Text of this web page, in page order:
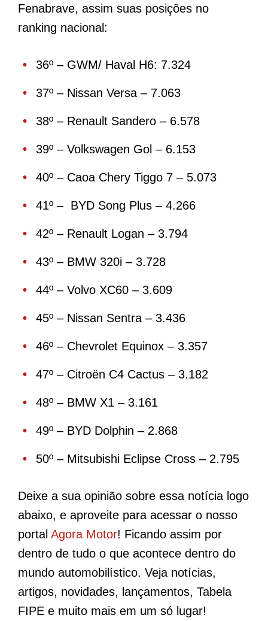
Fenabrave, assim suas posições no
ranking nacional:
36º – GWM/ Haval H6: 7.324
37º – Nissan Versa – 7.063
38º – Renault Sandero – 6.578
39º – Volkswagen Gol – 6.153
40º – Caoa Chery Tiggo 7 – 5.073
41º – BYD Song Plus – 4.266
42º – Renault Logan – 3.794
43º – BMW 320i – 3.728
44º – Volvo XC60 – 3.609
45º – Nissan Sentra – 3.436
46º – Chevrolet Equinox – 3.357
47º – Citroën C4 Cactus – 3.182
48º – BMW X1 – 3.161
49º – BYD Dolphin – 2.868
50º – Mitsubishi Eclipse Cross – 2.795
Deixe a sua opinião sobre essa notícia logo
abaixo, e aproveite para acessar o nosso
portal Agora Motor! Ficando assim por
dentro de tudo o que acontece dentro do
mundo automobilístico. Veja notícias,
artigos, novidades, lançamentos, Tabela
FIPE e muito mais em um só lugar!